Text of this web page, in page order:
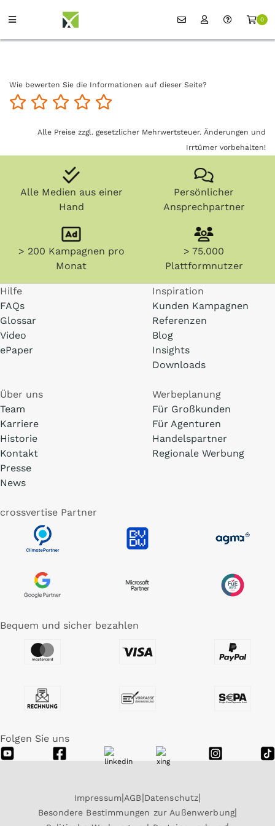
0
Wie bewerten Sie die Informationen auf dieser Seite?
Alle Preise zzgl. gesetzlicher Mehrwertsteuer. Änderungen und
Irrtümer vorbehalten!
Alle Medien aus einer
Hand
Persönlicher
Ansprechpartner
> 200 Kampagnen pro
Monat
> 75.000
Plattformnutzer
Hilfe
FAQs
Glossar
Video
ePaper
Inspiration
Kunden Kampagnen
Referenzen
Blog
Insights
Downloads
Über uns
Team
Karriere
Historie
Kontakt
Presse
News
Werbeplanung
Für Großkunden
Für Agenturen
Handelspartner
Regionale Werbung
crossvertise Partner
Bequem und sicher bezahlen
Folgen Sie uns
Impressum AGB Datenschutz
Besondere Bestimmungen zur Außenwerbung